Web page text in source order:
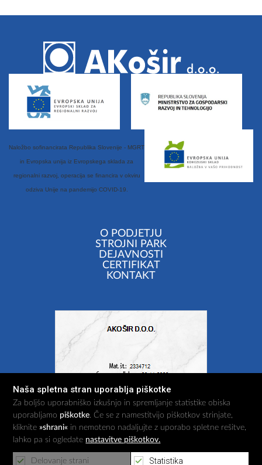
O PODJETJU
STROJNI PARK
DEJAVNOSTI
CERTIFIKAT
KONTAKT
Naložbo sofinancirata Republika Slovenije - MGRT
in Evropska unija iz Evropskega sklada za
regionalni razvoj, operacija se financira v okviru
odziva Unije na pandemijo COVID-19.
Naša spletna stran uporablja piškotke
Za boljšo uporabniško izkušnjo in spremljanje statistike obiska
uporabljamo piškotke. Če se z namestitvijo piškotkov strinjate,
kliknite »shrani« in nemoteno nadaljujte z uporabo spletne rešitve,
lahko pa si ogledate nastavitve piškotkov.
Delovanje strani Statistika